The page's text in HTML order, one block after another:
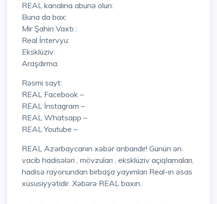
REAL kanalına abunə olun:
Buna da bax:
Mir Şahin Vaxtı :
Real İntervyu:
Eksklüziv:
Araşdırma:
Rəsmi sayt:
REAL Facebook –
REAL İnstagram –
REAL Whatsapp –
REAL Youtube –
REAL Azərbaycanın xəbər anbarıdır! Günün ən
vacib hadisələri , mövzuları , eksklüziv açıqlamaları,
hadisə rayonundan birbaşa yayımları Real-ın əsas
xüsusiyyətidir. Xəbərə REAL baxın..